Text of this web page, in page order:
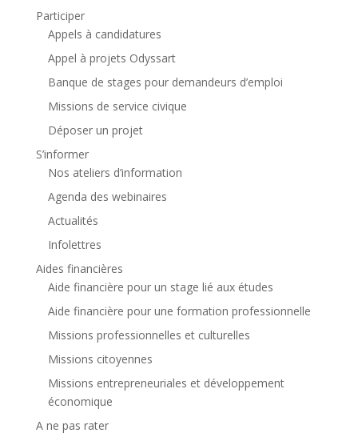
Participer
Appels à candidatures
Appel à projets Odyssart
Banque de stages pour demandeurs d’emploi
Missions de service civique
Déposer un projet
S’informer
Nos ateliers d’information
Agenda des webinaires
Actualités
Infolettres
Aides financières
Aide financière pour un stage lié aux études
Aide financière pour une formation professionnelle
Missions professionnelles et culturelles
Missions citoyennes
Missions entrepreneuriales et développement
économique
A ne pas rater